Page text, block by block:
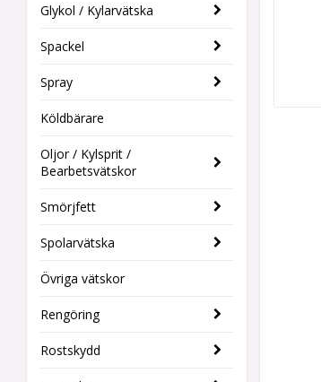
Glykol / Kylarvätska
Spackel
Spray
Köldbärare
Oljor / Kylsprit /
Bearbetsvätskor
Smörjfett
Spolarvätska
Övriga vätskor
Rengöring
Rostskydd